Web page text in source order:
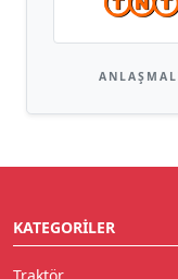
KATEGORILER